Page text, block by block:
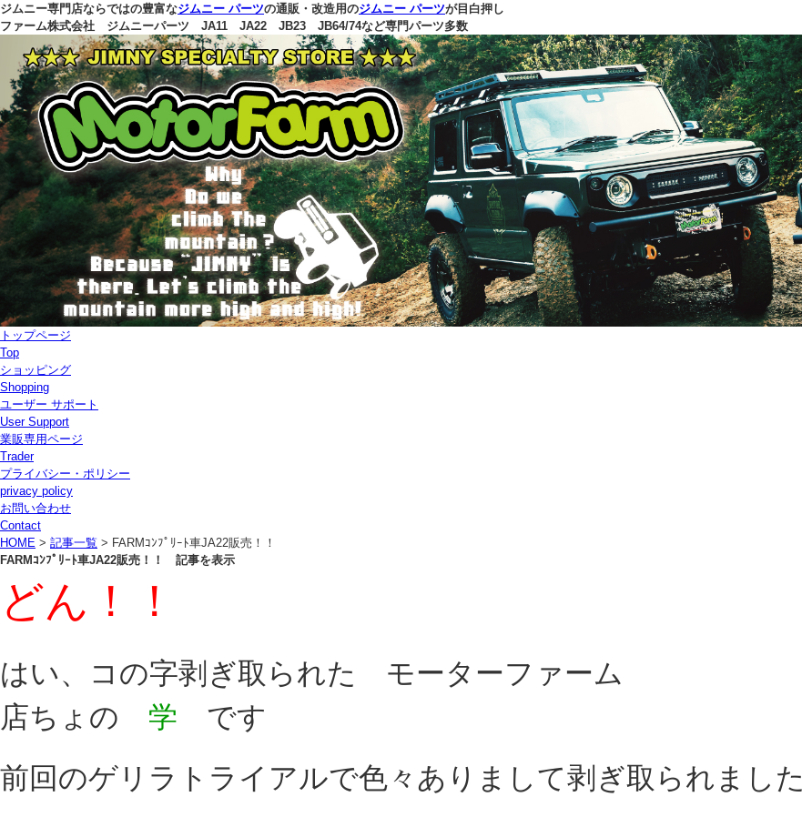
ジムニー専門店ならではの豊富なジムニー パーツの通販・改造用のジムニー パーツが目白押し
ファーム株式会社 ジムニーパーツ JA11 JA22 JB23 JB64/74など専門パーツ多数
トップページ
Top
ショッピング
Shopping
ユーザー サポート
User Support
業販専用ページ
Trader
プライバシー・ポリシー
privacy policy
お問い合わせ
Contact
HOME > 記事一覧 > FARMｺﾝﾌﾟﾘｰﾄ車JA22販売！！
FARMｺﾝﾌﾟﾘｰﾄ車JA22販売！！ 記事を表示
どん！！
はい、コの字剥ぎ取られた モーターファーム
店ちょの 学 です
前回のゲリラトライアルで色々ありまして剥ぎ取られました